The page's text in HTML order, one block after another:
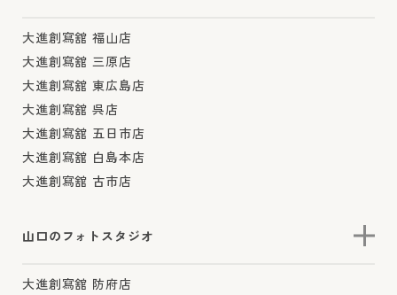
大進創寫舘 福山店
大進創寫舘 三原店
大進創寫舘 東広島店
大進創寫舘 呉店
大進創寫舘 五日市店
大進創寫舘 白島本店
大進創寫舘 古市店
山口のフォトスタジオ
大進創寫舘 防府店